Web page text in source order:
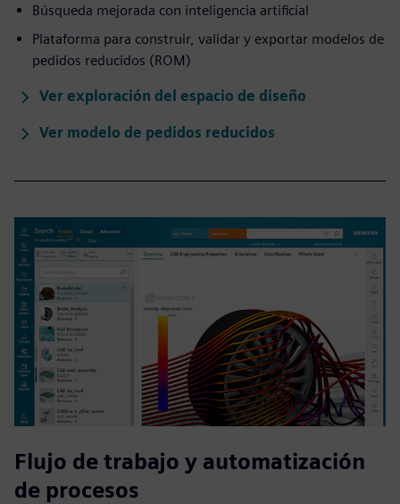
Búsqueda mejorada con inteligencia artificial
Plataforma para construir, validar y exportar modelos de
pedidos reducidos (ROM)
Ver exploración del espacio de diseño
Ver modelo de pedidos reducidos
Flujo de trabajo y automatización
de procesos